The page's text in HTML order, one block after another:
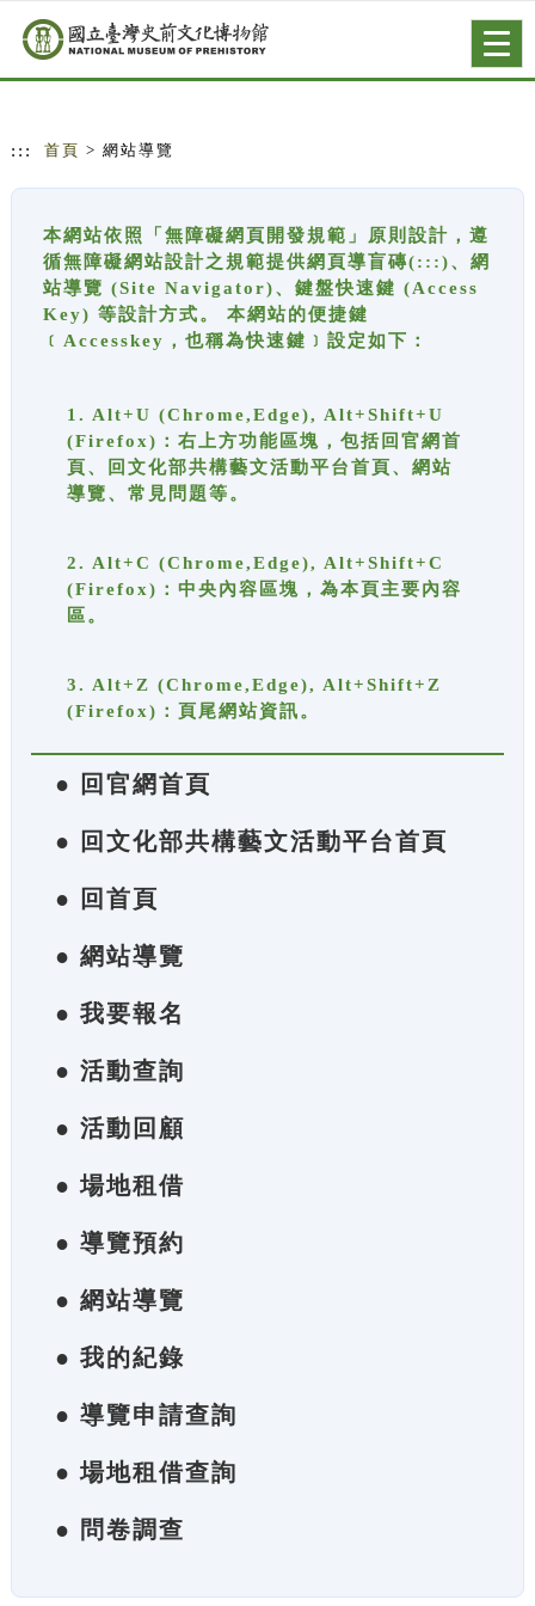
跳到主要內容
網站導覽
::: 首頁 > 網站導覽
本網站依照「無障礙網頁開發規範」原則設計，遵
循無障礙網站設計之規範提供網頁導盲磚(:::)、網
站導覽 (Site Navigator)、鍵盤快速鍵 (Access
Key) 等設計方式。 本網站的便捷鍵
﹝Accesskey，也稱為快速鍵﹞設定如下：
1. Alt+U (Chrome,Edge), Alt+Shift+U
(Firefox)：右上方功能區塊，包括回官網首
頁、回文化部共構藝文活動平台首頁、網站
導覽、常見問題等。
2. Alt+C (Chrome,Edge), Alt+Shift+C
(Firefox)：中央內容區塊，為本頁主要內容
區。
3. Alt+Z (Chrome,Edge), Alt+Shift+Z
(Firefox)：頁尾網站資訊。
● 回官網首頁
● 回文化部共構藝文活動平台首頁
● 回首頁
● 網站導覽
● 我要報名
● 活動查詢
● 活動回顧
● 場地租借
● 導覽預約
● 網站導覽
● 我的紀錄
● 導覽申請查詢
● 場地租借查詢
● 問卷調查